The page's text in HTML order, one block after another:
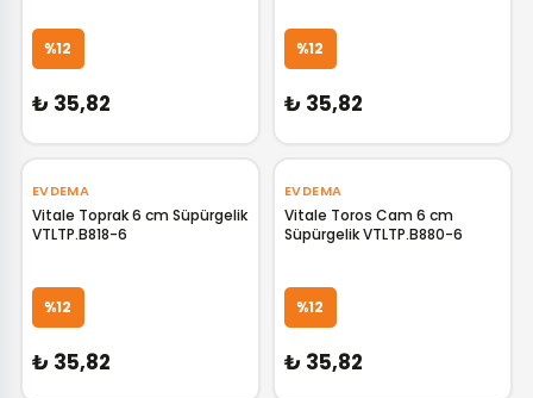
%12
₺ 35,82
%12
₺ 35,82
EVDEMA
Vitale Toprak 6 cm Süpürgelik
VTLTP.B818-6
%12
₺ 35,82
EVDEMA
Vitale Toros Cam 6 cm
Süpürgelik VTLTP.B880-6
%12
₺ 35,82